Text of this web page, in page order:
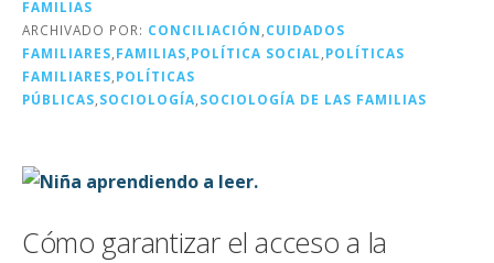
o
o
k
n rt
FAMILIAS
ARCHIVADO POR: CONCILIACIÓN,CUIDADOS
FAMILIARES,FAMILIAS,POLÍTICA SOCIAL,POLÍTICAS
FAMILIARES,POLÍTICAS
PÚBLICAS,SOCIOLOGÍA,SOCIOLOGÍA DE LAS FAMILIAS
Cómo garantizar el acceso a la